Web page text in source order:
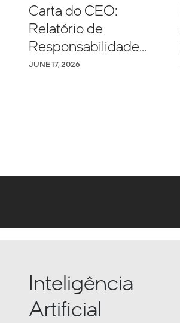
Carta do CEO:
Relatório de
Responsabilidade
Corporativa da Intel
JUNE 17, 2026
Inteligência
Artificial